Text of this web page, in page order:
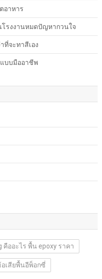
อาหาร
รงงานหมดปัญหากวนใจ
ที่จะทาสีเอง
บบมืออาชีพ
คืออะไร พื้น epoxy ราคา
เสียพื้นอีพ็อกซี่